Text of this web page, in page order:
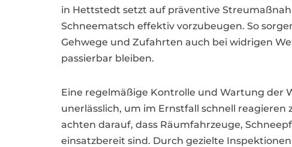
in Hettstedt setzt auf präventive
Schneematsch effektiv vorzubeugen. So
Gehwege und Zufahrten auch bei widrigen
passierbar bleiben.
Eine regelmäßige Kontrolle und Wartung der
unerlässlich, um im Ernstfall schnell reagieren
achten darauf, dass Räumfahrzeuge,
einsatzbereit sind. Durch gezielte